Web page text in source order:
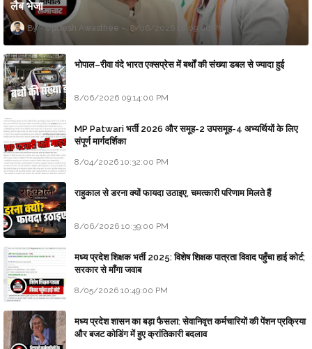
लैब भेजा
Updesh Awasthee 8/06/2026 10:09:00 PM
भोपाल–रीवा वंदे भारत एक्सप्रेस में बर्थों की संख्या डबल से ज्यादा हुई
8/06/2026 09:14:00 PM
MP Patwari भर्ती 2026 और समूह-2 उपसमूह-4 अभ्यर्थियों के लिए
संपूर्ण मार्गदर्शिका
8/04/2026 10:32:00 PM
राहुकाल से डरना क्यों फायदा उठाइए, चमत्कारी परिणाम मिलते हैं
8/06/2026 10:39:00 PM
मध्य प्रदेश शिक्षक भर्ती 2025: विशेष शिक्षक पात्रता विवाद पहुँचा हाई कोर्ट;
सरकार से माँगा जवाब
8/05/2026 10:49:00 PM
मध्य प्रदेश शासन का बड़ा फैसला: सेवानिवृत्त कर्मचारियों की पेंशन प्रक्रिया
और बजट कोडिंग में हुए क्रांतिकारी बदलाव